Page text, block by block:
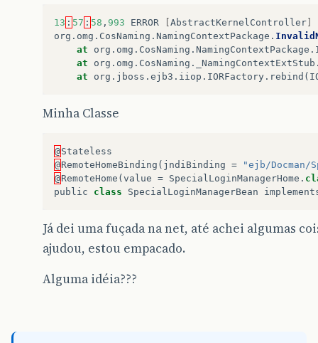
13 : 57 : 58 , 993 ERROR AbstractKernelController
org . omg . CosNaming . NamingContextPackage .
at
org . omg . CosNaming . NamingContextPackage .
at
org . omg . CosNaming . _NamingContextExtStub
at
org . jboss . ejb3 . iiop . IORFactory . rebind (
Minha Classe
@Stateless
@RemoteHomeBinding ( jndiBinding =
"ejb/Docman/
@RemoteHome ( value = SpecialLoginManagerHome .
public
class SpecialLoginManagerBean
Já dei uma fuçada na net, até achei algumas
ajudou, estou empacado.
Alguma idéia???